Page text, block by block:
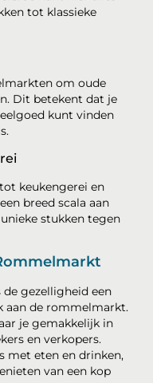
tot klassieke
om oude
Dit betekent dat je
kunt vinden
keukengerei en
breed scala aan
stukken tegen
de gezelligheid een
aan de rommelmarkt.
je gemakkelijk in
en verkopers.
met eten en drinken,
van een kop